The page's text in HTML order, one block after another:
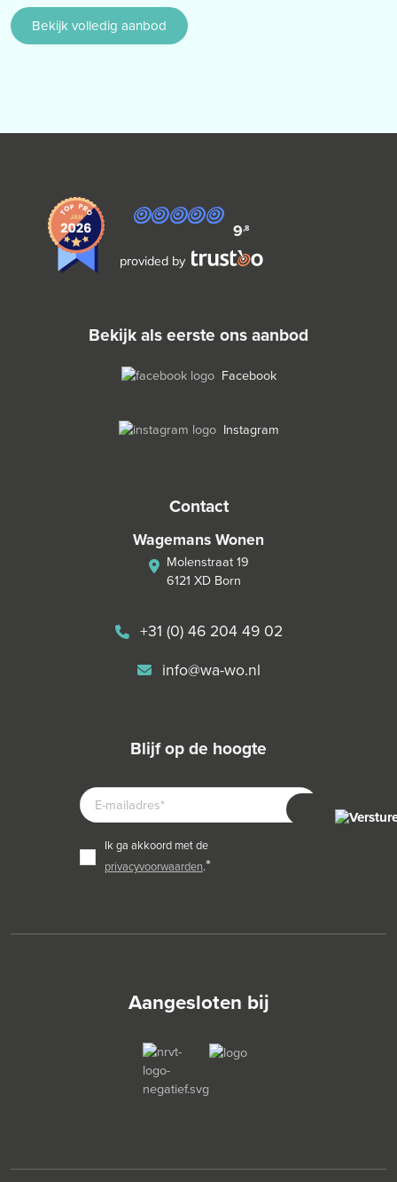
Bekijk volledig aanbod
9,8
provided by
bekijk als eerste ons aanbod
Facebook
Instagram
contact
Wagemans Wonen
Molenstraat 19
6121 XD Born
+31 (0) 46 204 49 02
info@wa-wo.nl
blijf op de hoogte
E-
MAILADRES
TOESTEMMING*
ik ga akkoord met de
privacyvoorwaarden.*
Aangesloten bij